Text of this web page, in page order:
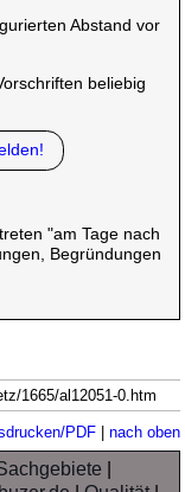
Abstand vor
beliebig
"am Tage nach
Begründungen
1665/al12051-0.htm
PDF| nach oben